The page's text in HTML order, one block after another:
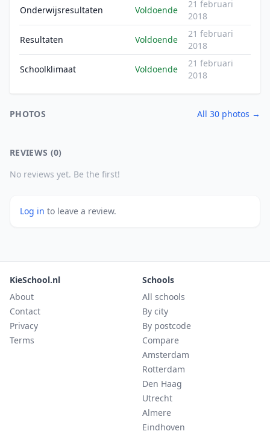
Onderwijsresultaten Voldoende
21 februari
2018
Resultaten Voldoende
21 februari
2018
Schoolklimaat Voldoende
21 februari
2018
PHOTOS All 30 photos →
REVIEWS (0)
No reviews yet. Be the first!
Log in to leave a review.
KieSchool.nl
About
Contact
Privacy
Terms
Schools
All schools
By city
By postcode
Compare
Amsterdam
Rotterdam
Den Haag
Utrecht
Almere
Eindhoven